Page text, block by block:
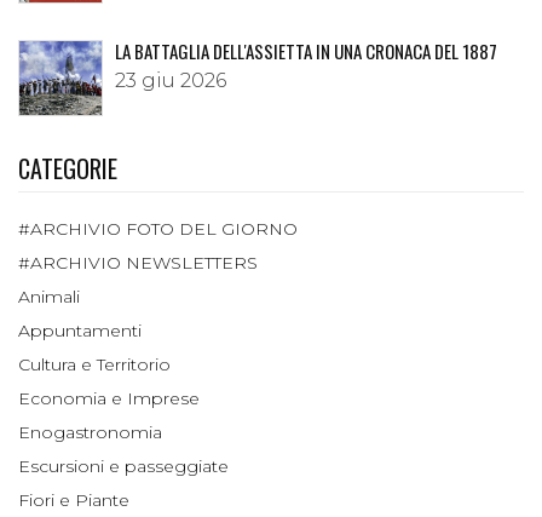
LA BATTAGLIA DELL'ASSIETTA IN UNA CRONACA DEL 1887
23 giu 2026
CATEGORIE
#ARCHIVIO FOTO DEL GIORNO
#ARCHIVIO NEWSLETTERS
Animali
Appuntamenti
Cultura e Territorio
Economia e Imprese
Enogastronomia
Escursioni e passeggiate
Fiori e Piante